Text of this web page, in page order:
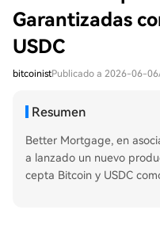
Garantizadas
USDC
bitcoinistPublicado a 2026-06-06
Resumen
Better Mortgage, en
a lanzado un nuevo
cepta Bitcoin y USDC